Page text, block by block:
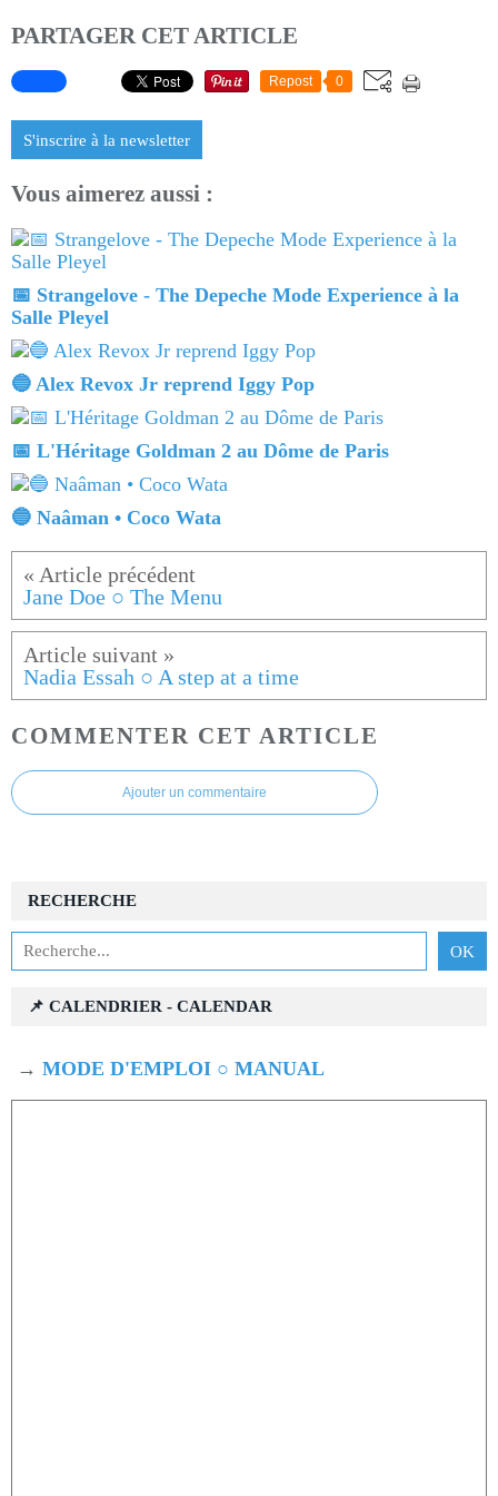
PARTAGER CET ARTICLE
Repost 0
S'inscrire à la newsletter
Vous aimerez aussi :
📅 Strangelove - The Depeche Mode Experience à la
Salle Pleyel
🔵 Alex Revox Jr reprend Iggy Pop
📅 L'Héritage Goldman 2 au Dôme de Paris
🔵 Naâman • Coco Wata
Jane Doe ○ The Menu
Nadia Essah ○ A step at a time
COMMENTER CET ARTICLE
Ajouter un commentaire
RECHERCHE
📌 CALENDRIER - CALENDAR
→ MODE D'EMPLOI ○ MANUAL